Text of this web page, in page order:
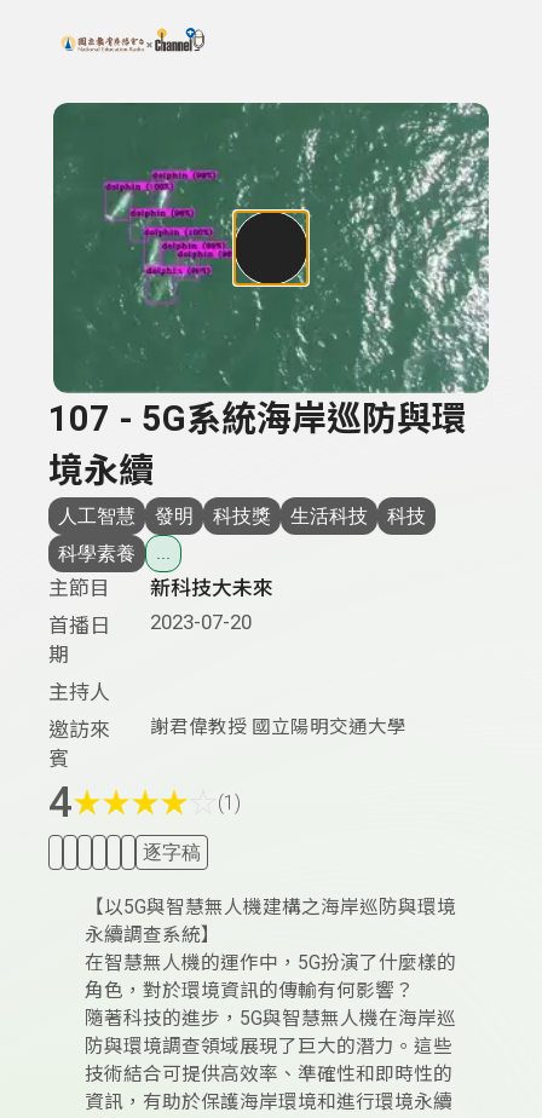
上方功能區塊
搜尋關鍵字：可輸入節目名稱、主持人或關鍵字
107 - 5G系統海岸巡防與環
境永續
人工智慧 發明 科技獎 生活科技
科技
科學素養
...
主節目
新科技大未來
首播日
期
2023-07-20
主持人
邀訪來
賓
謝君偉教授 國立陽明交通大學
4★★★★ (1)
逐字稿
【以5G與智慧無人機建構之海岸巡防與環境
永續調查系統】
在智慧無人機的運作中，5G扮演了什麼樣的
角色，對於環境資訊的傳輸有何影響？
隨著科技的進步，5G與智慧無人機在海岸巡
防與環境調查領域展現了巨大的潛力。這些
技術結合可提供高效率、準確性和即時性的
資訊，有助於保護海岸環境和進行環境永續